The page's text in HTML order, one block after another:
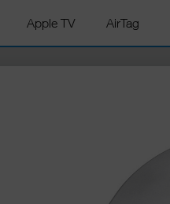
Apple TV AirTag